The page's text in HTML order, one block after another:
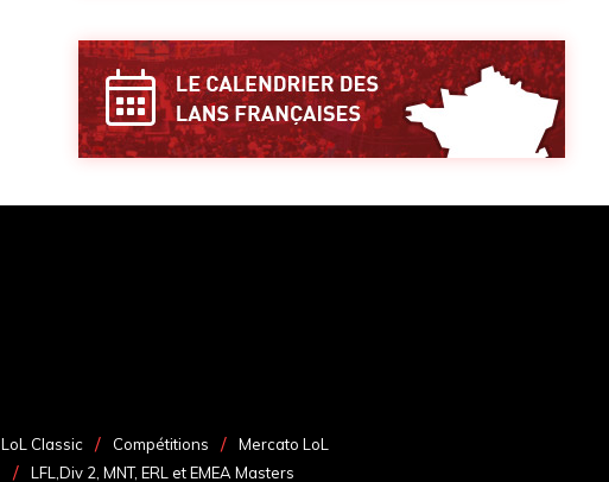
LoL Classic Compétitions
Mercato LoL
LFL,Div 2, MNT, ERL et EMEA Masters